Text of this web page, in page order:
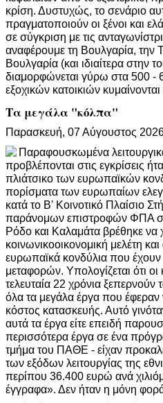
κρίση. Δυστυχώς, το σενάριο
πραγματοποιούν οι ξένοι και
σε σύγκριση με τις
αναφέρουμε τη Βουλγαρία, την
Βουλγαρία (και ιδιαίτερα στην
διαμορφώνεται γύρω στα 500 -
εξοχικών κατοικιών
Τα μεγάλα "κόλπα"
Παρασκευή, 07 Αύγουστος
Παραφουσκωμένα
προβλέπονται στις εγκρίσεις
πλιάτσικο των ευρωπαϊκών
πορίσματα των ευρωπαίων
κατά το Β' Κοινοτικό Πλαίσιο
παράνομων επιστροφών ΦΠΑ
Ρόδο και Καλαμάτα βρέθηκε να
κοινωνικοοικονομική μελέτη
ευρωπαϊκά κονδύλια που έχουν
μεταφορών. Υπολογίζεται ότι
τελευταία 22 χρόνια
όλα τα μεγάλα έργα που έφεραν
κόστος κατασκευής. Αυτό
αυτά τα έργα είτε επειδή
περισσότερα έργα σε ένα
τμήμα του ΠΑΘΕ - είχαν
των εξόδων λειτουργίας της
περίπου 36.400 ευρώ ανά
έγγραφα». Δεν ήταν η μόνη